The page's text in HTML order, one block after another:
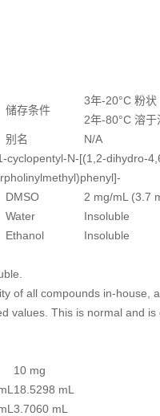
储存条件
3年-20°C 粉状
2年-80°C 溶于
别名 N/A
cyclopentyl-N-[(1,2-dihydro-
DMSO
2 mg/mL (3.7
Water
Insoluble
Ethanol
Insoluble
of all compounds in-house,
values. This is normal and is
10 mg
18.5298 mL
3.7060 mL